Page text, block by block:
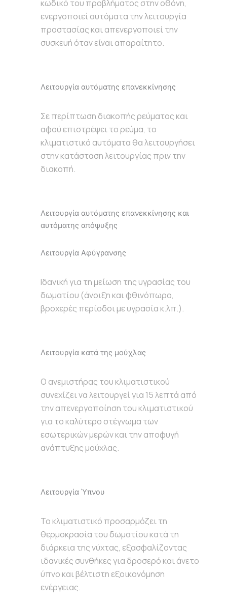
κωδικό του προβλήματος στην οθόνη,
ενεργοποιεί αυτόματα την λειτουργία
προστασίας και απενεργοποιεί την
συσκευή όταν είναι απαραίτητο.
Λειτουργία αυτόματης επανεκκίνησης
Σε περίπτωση διακοπής ρεύματος και
αφού επιστρέψει το ρεύμα, το
κλιματιστικό αυτόματα θα λειτουργήσει
στην κατάσταση λειτουργίας πριν την
διακοπή.
Λειτουργία αυτόματης επανεκκίνησης και
αυτόματης απόψυξης
Λειτουργία Αφύγρανσης
Ιδανική για τη μείωση της υγρασίας του
δωματίου (άνοιξη και φθινόπωρο,
βροχερές περίοδοι με υγρασία κ.λπ.).
Λειτουργία κατά της μούχλας
Ο ανεμιστήρας του κλιματιστικού
συνεχίζει να λειτουργεί για 15 λεπτά από
την απενεργοποίηση του κλιματιστικού
για το καλύτερο στέγνωμα των
εσωτερικών μερών και την αποφυγή
ανάπτυξης μούχλας.
Λειτουργία Ύπνου
Το κλιματιστικό προσαρμόζει τη
θερμοκρασία του δωματίου κατά τη
διάρκεια της νύχτας, εξασφαλίζοντας
ιδανικές συνθήκες για δροσερό και άνετο
ύπνο και βέλτιστη εξοικονόμηση
ενέργειας.